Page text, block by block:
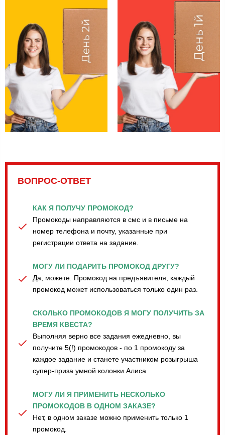
ВОПРОС-ОТВЕТ
КАК Я ПОЛУЧУ ПРОМОКОД?
Промокоды направляются в смс и в письме на
номер телефона и почту, указанные при
регистрации ответа на задание.
МОГУ ЛИ ПОДАРИТЬ ПРОМОКОД ДРУГУ?
Да, можете. Промокод на предъявителя, каждый
промокод может использоваться только один раз.
СКОЛЬКО ПРОМОКОДОВ Я МОГУ ПОЛУЧИТЬ ЗА
ВРЕМЯ КВЕСТА?
Выполняя верно все задания ежедневно, вы
получите 5(!) промокодов - по 1 промокоду за
каждое задание и станете участником розыгрыша
супер-приза умной колонки Алиса
МОГУ ЛИ Я ПРИМЕНИТЬ НЕСКОЛЬКО
ПРОМОКОДОВ В ОДНОМ ЗАКАЗЕ?
Нет, в одном заказе можно применить только 1
промокод.